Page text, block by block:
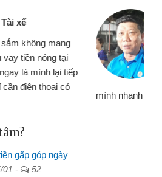
Văn Lực - Tạp hóa
Tôi kinh doanh buôn bán nhỏ lẻ
lúc cần vốn nhập hàng, nhờ biết
website qua bạn bè giới thiệu tôi
quyết được công việc của
gấp góp ngày
01 - 52